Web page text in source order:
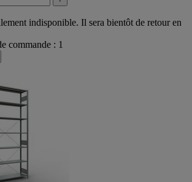
indisponible. Il sera bientôt de retour en
commande : 1